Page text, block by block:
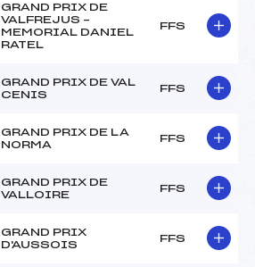
GRAND PRIX DE
VALFREJUS –
MEMORIAL DANIEL
RATEL
FFS
GRAND PRIX DE VAL
CENIS
FFS
GRAND PRIX DE LA
NORMA
FFS
GRAND PRIX DE
VALLOIRE
FFS
GRAND PRIX
D'AUSSOIS
FFS